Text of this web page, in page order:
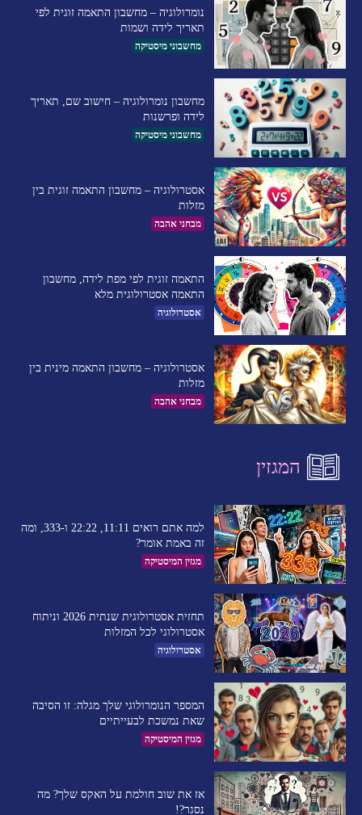
נומרולוגיה – מחשבון התאמה זוגית לפי
תאריך לידה ושמות
מחשבוני מיסטיקה
מחשבון נומרולוגיה – חישוב שם, תאריך
לידה ופרשנות
מחשבוני מיסטיקה
אסטרולוגיה – מחשבון התאמה זוגית בין
מזלות
מבחני אהבה
התאמה זוגית לפי מפת לידה, מחשבון
התאמה אסטרולוגית מלא
אסטרולוגיה
אסטרולוגיה – מחשבון התאמה מינית בין
מזלות
מבחני אהבה
המגזין
למה אתם רואים 11:11, 22:22 ו-333, ומה
זה באמת אומר?
מגזין המיסטיקה
תחזית אסטרולוגית שנתית 2026 וניתוח
אסטרולוגי לכל המזלות
אסטרולוגיה
המספר הנומרולוגי שלך מגלה: זו הסיבה
שאת נמשכת לבעייתיים​
מגזין המיסטיקה
אז את שוב חולמת על האקס שלך? מה
נסגר?!